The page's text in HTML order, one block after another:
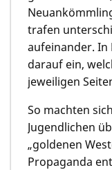
trafen
aufeinander. In
darauf ein,
jeweiligen
So machten
Jugendlichen
„goldenen
Propaganda